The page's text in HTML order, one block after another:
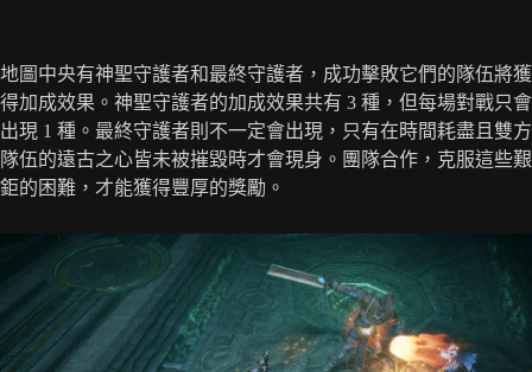
地圖中央有神聖守護者和最終守護者，成功擊敗它們的隊伍將獲
得加成效果。神聖守護者的加成效果共有 3 種，但每場對戰只會
出現 1 種。最終守護者則不一定會出現，只有在時間耗盡且雙方
隊伍的遠古之心皆未被摧毀時才會現身。團隊合作，克服這些艱
鉅的困難，才能獲得豐厚的獎勵。